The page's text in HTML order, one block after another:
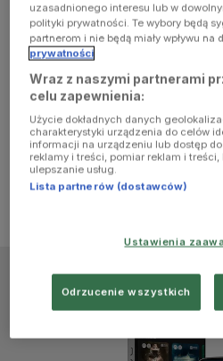
browser
console for
more
information)
uzasadnionego interesu lub w
polityki prywatności. Te wybory będą
partnerom i nie będą miały wpływu na
prywatności
Wraz z naszymi partnerami
celu zapewnienia:
Użycie dokładnych danych
charakterystyki urządzenia do celów
informacji na urządzeniu lub dostęp
reklamy i treści, pomiar reklam i
ulepszanie usług.
Lista partnerów (dostawców)
Ustawienia
Odrzucenie wszystkich